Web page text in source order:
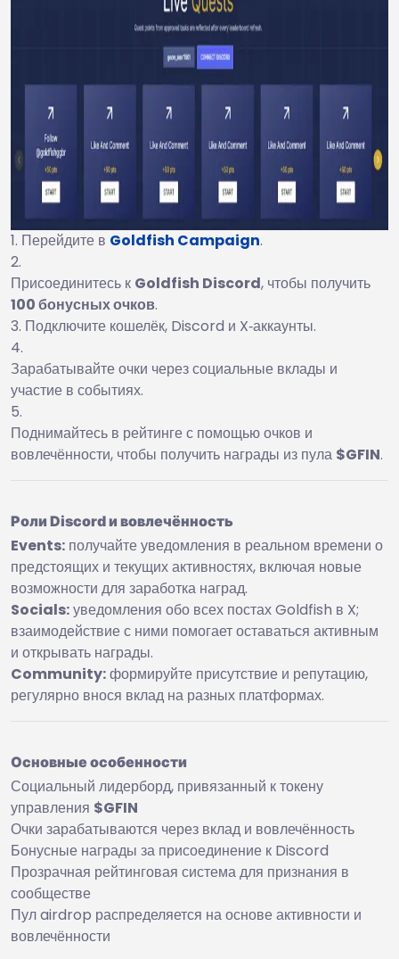
Перейдите в Goldfish Campaign.
Присоединитесь к Goldfish Discord, чтобы получить
100 бонусных очков.
Подключите кошелёк, Discord и X‑аккаунты.
Зарабатывайте очки через социальные вклады и
участие в событиях.
Поднимайтесь в рейтинге с помощью очков и
вовлечённости, чтобы получить награды из пула $GFIN.
Роли Discord и вовлечённость
Events: получайте уведомления в реальном времени о
предстоящих и текущих активностях, включая новые
возможности для заработка наград.
Socials:уведомления обо всех постах Goldfish в X;
взаимодействие с ними помогает оставаться активным
и открывать награды.
Community:формируйте присутствие и репутацию,
регулярно внося вклад на разных платформах.
Основные особенности
Социальный лидерборд, привязанный к токену
управления $GFIN
Очки зарабатываются через вклад и вовлечённость
Бонусные награды за присоединение к Discord
Прозрачная рейтинговая система для признания в
сообществе
Пул airdrop распределяется на основе активности и
вовлечённости